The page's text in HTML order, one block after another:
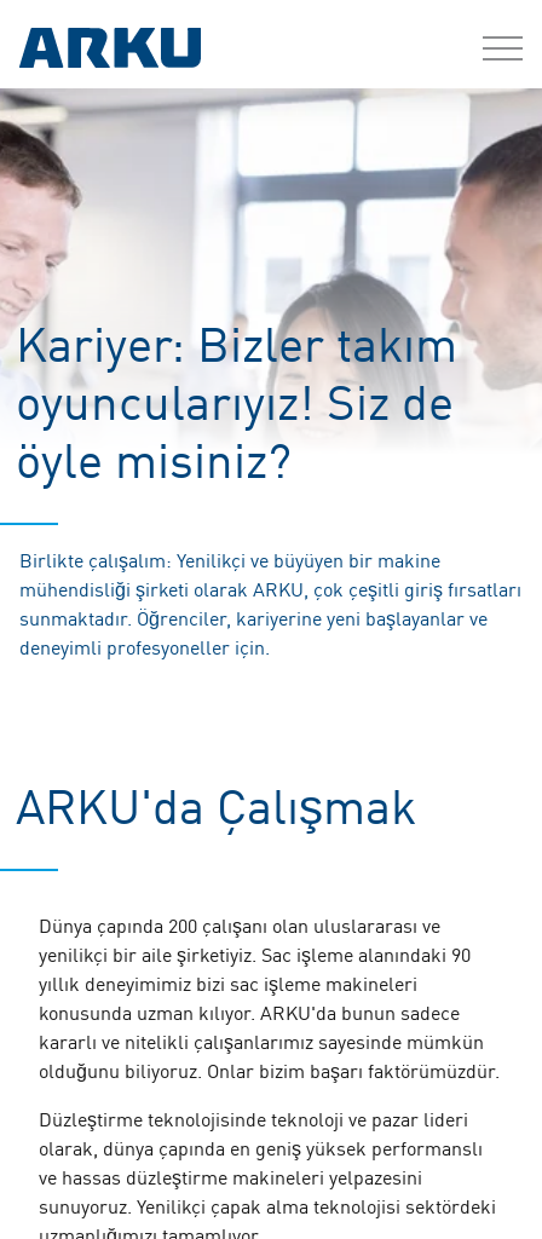
Kariyer: Bizler takım
oyuncularıyız! Siz de
öyle misiniz?
Birlikte çalışalım: Yenilikçi ve büyüyen bir makine
mühendisliği şirketi olarak ARKU, çok çeşitli giriş fırsatları
sunmaktadır. Öğrenciler, kariyerine yeni başlayanlar ve
deneyimli profesyoneller için.
ARKU'da Çalışmak
Dünya çapında 200 çalışanı olan uluslararası ve
yenilikçi bir aile şirketiyiz. Sac işleme alanındaki 90
yıllık deneyimimiz bizi sac işleme makineleri
konusunda uzman kılıyor. ARKU'da bunun sadece
kararlı ve nitelikli çalışanlarımız sayesinde mümkün
olduğunu biliyoruz. Onlar bizim başarı faktörümüzdür.
Düzleştirme teknolojisinde teknoloji ve pazar lideri
olarak, dünya çapında en geniş yüksek performanslı
ve hassas düzleştirme makineleri yelpazesini
sunuyoruz. Yenilikçi çapak alma teknolojisi sektördeki